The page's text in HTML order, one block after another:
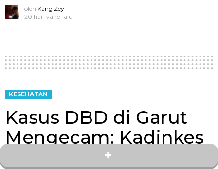
oleh Kang Zey
20 hari yang lalu
KESEHATAN
Kasus DBD di Garut
Mengecam: Kadinkes
Minta Masyarakat